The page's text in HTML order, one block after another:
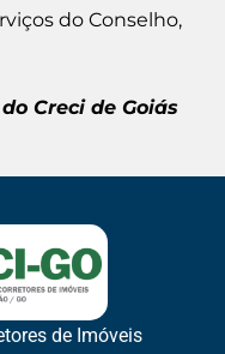
do Conselho,
Creci de Goiás
de Imóveis